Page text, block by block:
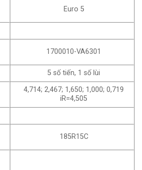
Euro 5
1700010-VA6301
5 số tiến, 1 số lùi
4,714; 2,467; 1,650; 1,000; 0,719
iR=4,505
185R15C